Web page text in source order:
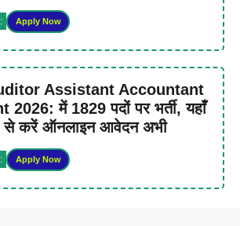
Apply Now
Assistant Accountant
में 1829 पदों पर भर्ती, यहाँ
करें ऑनलाइन आवेदन अभी
Apply Now